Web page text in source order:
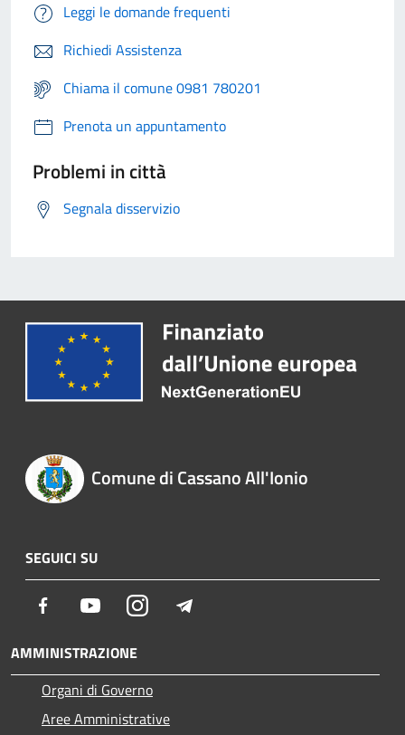
Leggi le domande frequenti
Richiedi Assistenza
Chiama il comune 0981 780201
Prenota un appuntamento
Problemi in città
Segnala disservizio
Comune di Cassano All'Ionio
SEGUICI SU
Facebook YoutubeInstagram
AMMINISTRAZIONE
Organi di Governo
Aree Amministrative